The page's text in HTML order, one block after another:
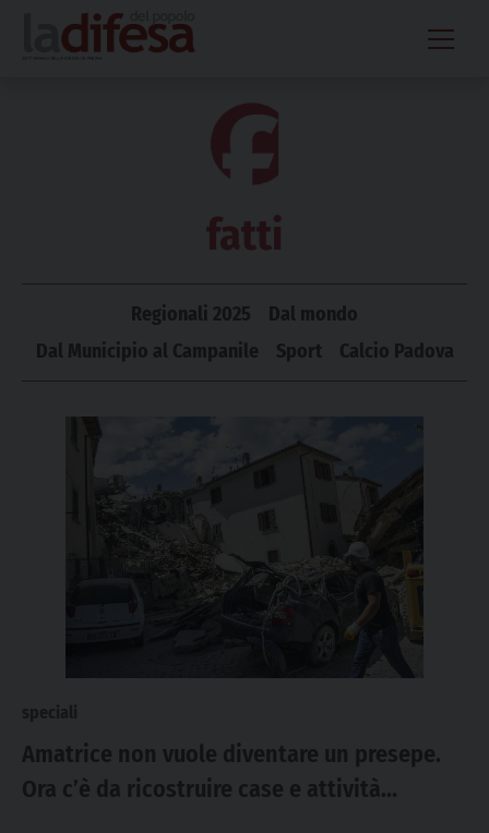
content
fatti
Regionali 2025
Dal mondo
Dal Municipio al Campanile
Sport Calcio Padova
Amatrice non vuole diventare un presepe.
Ora c’è da ricostruire case e attività